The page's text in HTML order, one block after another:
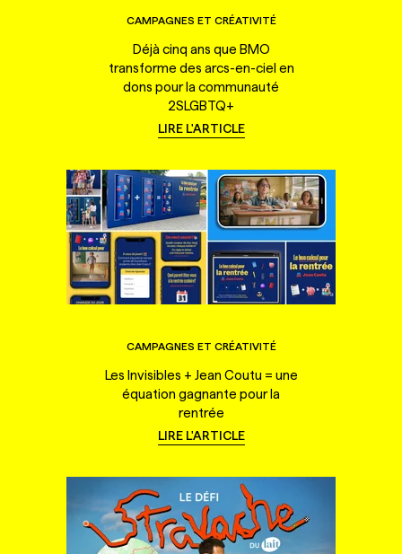
CAMPAGNES ET CRÉATIVITÉ
Déjà cinq ans que BMO
transforme des arcs-en-ciel en
dons pour la communauté
2SLGBTQ+
LIRE L'ARTICLE
CAMPAGNES ET CRÉATIVITÉ
Les Invisibles + Jean Coutu = une
équation gagnante pour la
rentrée
LIRE L'ARTICLE